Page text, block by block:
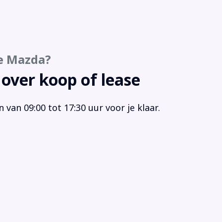
stop systeem
verstelbaar
multifunctioneel
Mazda?
koop of lease
van 09:00 tot 17:30 uur voor je klaar.